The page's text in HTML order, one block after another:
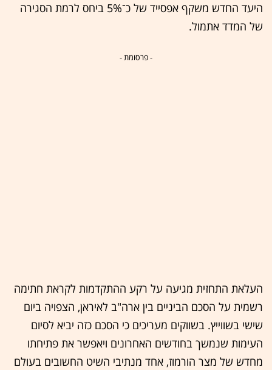
היעד החדש משקף אפסייד של כ־5% ביחס לרמת הסגירה
של המדד אתמול.
- פרסומת -
העלאת התחזית מגיעה על רקע ההתקדמות לקראת חתימה
רשמית על הסכם הביניים בין ארה"ב לאיראן, הצפויה ביום
שישי בשווייץ. בשווקים מעריכים כי הסכם כזה יביא לסיום
העימות שנמשך בחודשים האחרונים ויאפשר את פתיחתו
מחדש של מצר הורמוז, אחד מנתיבי השיט החשובים בעולם